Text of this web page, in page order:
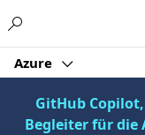
Azure
GitHub
Begleiter für die